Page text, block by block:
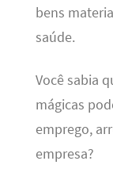
bens
saúde.
Você sabia
mágicas
emprego,
empresa?